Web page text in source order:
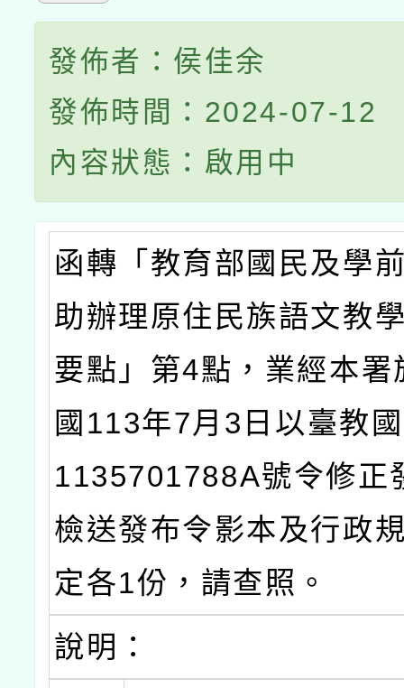
發佈者：侯佳余
發佈時間：2024-07-12
內容狀態：啟用中
函轉「教育部國民及學
助辦理原住民族語文教
要點」第4點，業經本署
國113年7月3日以臺教
1135701788A號令修正
檢送發布令影本及行政
定各1份，請查照。
說明：